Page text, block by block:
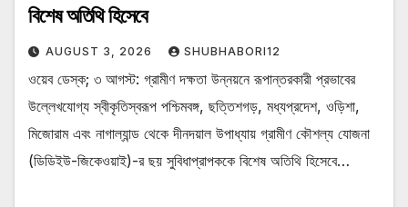
বিশেষ অতিথি হিসেবে
AUGUST 3, 2026 SHUBHABORI12
ওয়েব ডেস্ক; ৩ আগস্ট: গ্রামীণ দক্ষতা উন্নয়নে রূপান্তরকারী প্রভাবের
উল্লেখযোগ্য স্বীকৃতিস্বরূপ পশ্চিমবঙ্গ, ছত্তিশগড়, মধ্যপ্রদেশ, ওড়িশা,
মিজোরাম এবং নাগাল্যান্ড থেকে দীনদয়াল উপাধ্যায় গ্রামীণ কৌশল্য যোজনা
(ডিডিইউ-জিকেওয়াই)-র ছয় সুবিধাপ্রাপককে বিশেষ অতিথি হিসেবে…